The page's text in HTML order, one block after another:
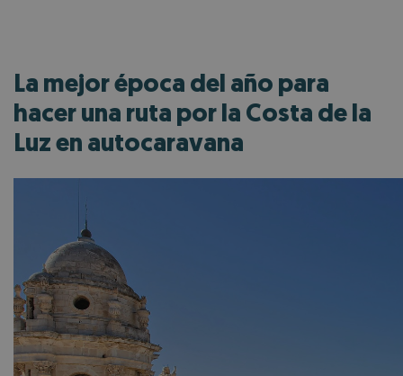
La mejor época del año para
hacer una ruta por la Costa de la
Luz en autocaravana